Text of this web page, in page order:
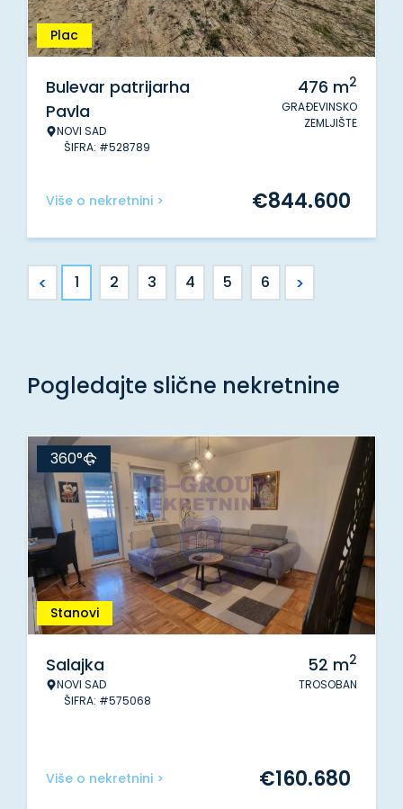
Plac
Bulevar patrijarha
Pavla
NOVI SAD
ŠIFRA: #528789
476 m2
GRAĐEVINSKO
ZEMLJIŠTE
Više o nekretnini > €844.600
< 1 2 3 4 5 6 >
Pogledajte slične nekretnine
Stanovi
360°
Salajka
NOVI SAD
ŠIFRA: #575068
52 m2
TROSOBAN
Više o nekretnini > €160.680